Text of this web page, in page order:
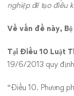
nghiệp để tạo điều
Về vấn đề này,
Tại Điều 10 Luật
19/6/2013 quy định
“Điều 10. Phương